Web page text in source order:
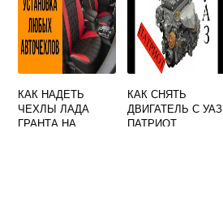
КАК НАДЕТЬ
ЧЕХЛЫ ЛАДА
ГРАНТА НА
КАК СНЯТЬ
ДВИГАТЕЛЬ С УАЗ
ПАТРИОТ